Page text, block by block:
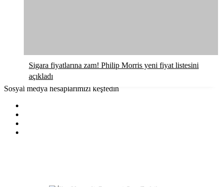
Sigara fiyatlarına zam! Philip Morris yeni fiyat listesini
açıkladı
Sosyal medya hesaplarımızı keşfedin